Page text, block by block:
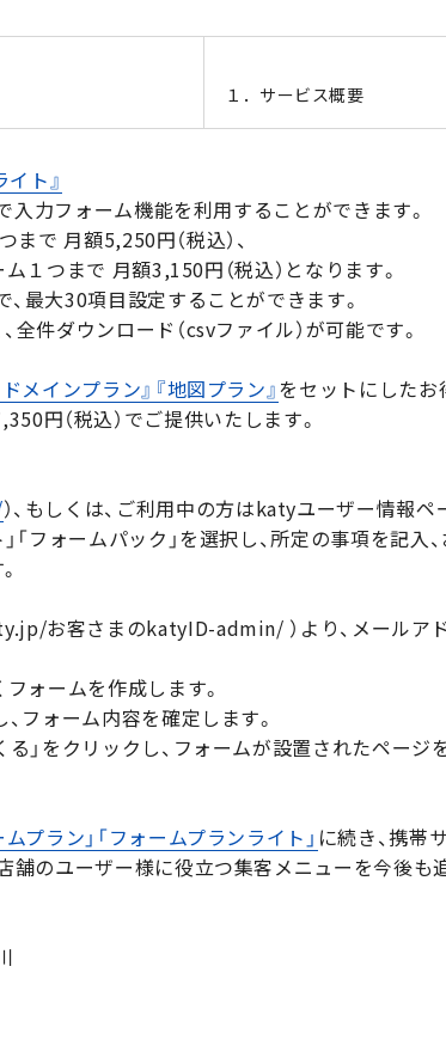
１．サービス概要
ト』
力フォーム機能を利用することができます。
で 月額5,250円（税込）、
１つまで 月額3,150円（税込）となります。
最大30項目設定することができます。
件ダウンロード（csvファイル）が可能です。
ドメインプラン』 『地図プラン』をセットにしたお
円（税込）でご提供いたします。
）、もしくは、ご利用中の方はkatyユーザー情報ペ
「フォームパック」を選択し、所定の事項を記
お客さまのkatyID-admin/ ）より、メールア
ォームを作成します。
フォーム内容を確定します。
」をクリックし、フォームが設置されたページ
ムプラン」「フォームプランライト」 に続き、携帯
舗のユーザー様に役立つ集客メニューを今後も